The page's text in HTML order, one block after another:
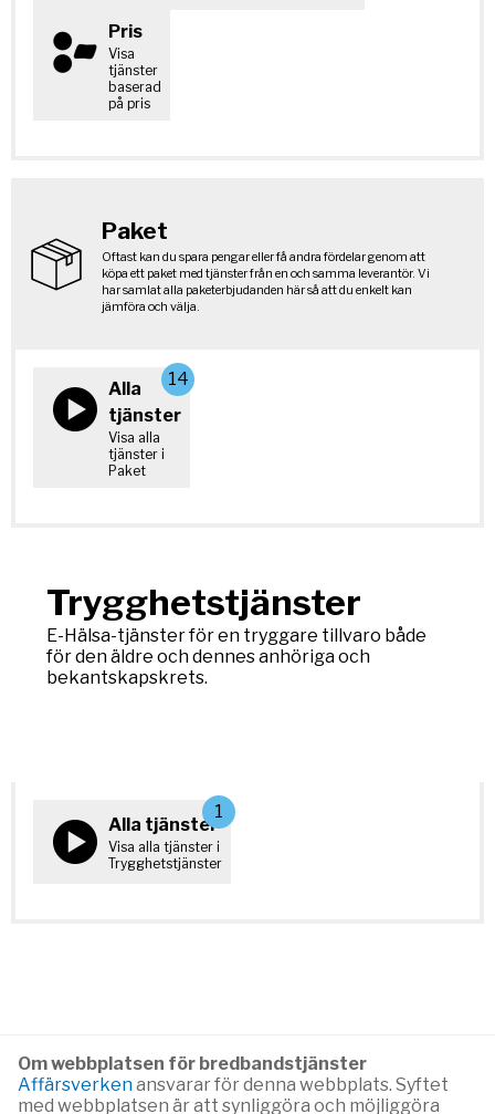
Pris
Visa
tjänster
baserad
på pris
Paket
Oftast kan du spara pengar eller få andra fördelar genom att
köpa ett paket med tjänster från en och samma leverantör. Vi
har samlat alla paketerbjudanden här så att du enkelt kan
jämföra och välja.
Alla
tjänster
Visa alla
tjänster i
Paket
14
Trygghetstjänster
E-Hälsa-tjänster för en tryggare tillvaro både
för den äldre och dennes anhöriga och
bekantskapskrets.
Alla tjänster
Visa alla tjänster i
Trygghetstjänster
1
Om webbplatsen för bredbandstjänster
Affärsverkenansvarar för denna webbplats. Syftet
med webbplatsen är att synliggöra och möjliggöra